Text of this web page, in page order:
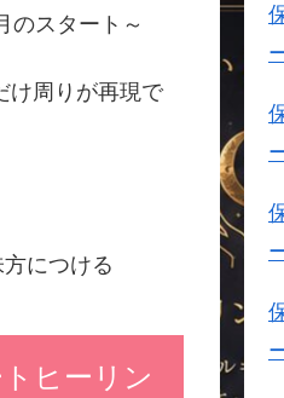
のスタート～
け周りが再現で
につける
ヒーリン